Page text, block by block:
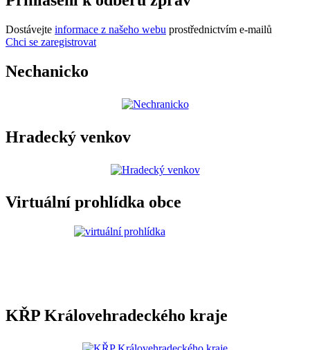
Dostávejte informace z našeho webu prostřednictvím e-mailů
Chci se zaregistrovat
Nechanicko
Hradecký venkov
Virtuální prohlídka obce
KŘP Královehradeckého kraje